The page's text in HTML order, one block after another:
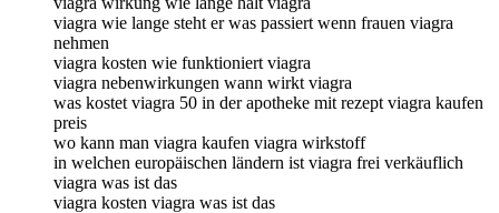
viagra wie lange steht er was passiert wenn frauen viagra
nehmen
viagra kosten wie funktioniert viagra
viagra nebenwirkungen wann wirkt viagra
was kostet viagra 50 in der apotheke mit rezept viagra kaufen
preis
wo kann man viagra kaufen viagra wirkstoff
in welchen europäischen ländern ist viagra frei verkäuflich
viagra was ist das
viagra kosten viagra was ist das